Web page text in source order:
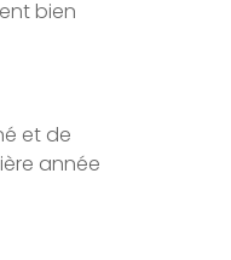
bien
et de
année